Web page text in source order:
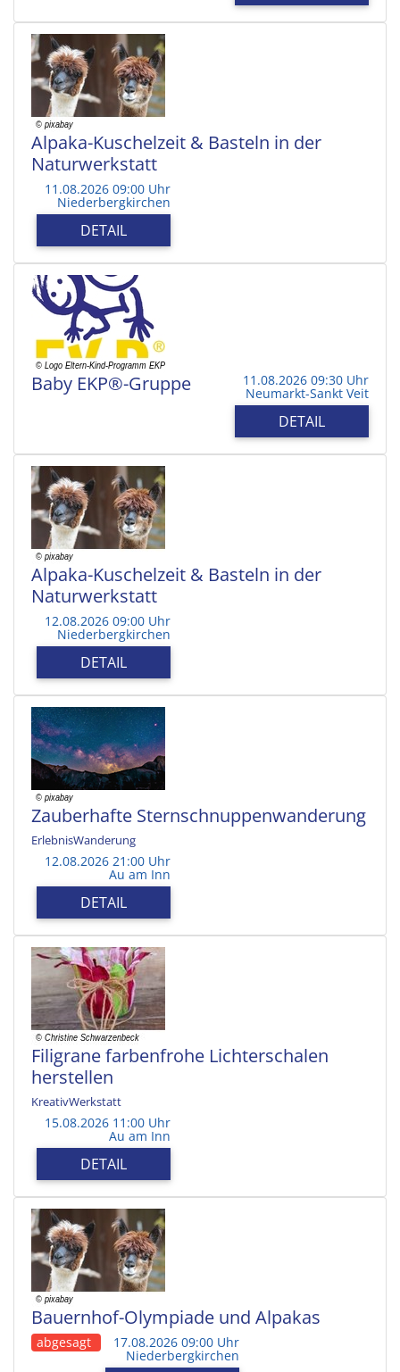
Alpaka-Kuschelzeit & Basteln in der
Naturwerkstatt
11.08.2026 09:00 Uhr
Niederbergkirchen
DETAIL
Baby EKP®-Gruppe 11.08.2026 09:30 Uhr
Neumarkt-Sankt Veit
DETAIL
Alpaka-Kuschelzeit & Basteln in der
Naturwerkstatt
12.08.2026 09:00 Uhr
Niederbergkirchen
DETAIL
Zauberhafte Sternschnuppenwanderung
ErlebnisWanderung
12.08.2026 21:00 Uhr
Au am Inn
DETAIL
Filigrane farbenfrohe Lichterschalen
herstellen
KreativWerkstatt
15.08.2026 11:00 Uhr
Au am Inn
DETAIL
Bauernhof-Olympiade und Alpakas
abgesagt 17.08.2026 09:00 Uhr
Niederbergkirchen